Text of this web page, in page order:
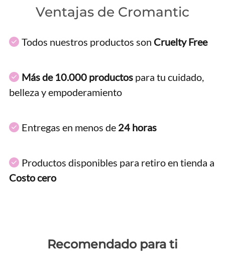
Ventajas de Cromantic
Todos nuestros productos son Cruelty Free
Más de 10.000 productos para tu cuidado,
belleza y empoderamiento
Entregas en menos de 24 horas
Productos disponibles para retiro en tienda a
Costo cero
Recomendado para ti